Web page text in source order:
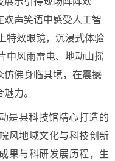
欢声笑语中感受人工智
特效眼镜，沉浸式体验
中风雨雷电、地动山摇
仿佛身临其境，在震撼
力。
是县科技馆精心打造的
风地域文化与科技创新
果与科研发展历程，生